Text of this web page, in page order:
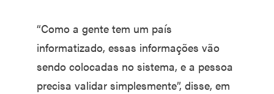
“Como a gente tem um país
informatizado, essas informações vão
sendo colocadas no sistema, e a pessoa
precisa validar simplesmente”, disse, em